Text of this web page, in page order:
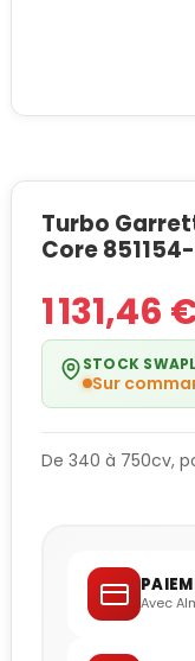
Turbo
Core
1 131,46
STOCK
Sur
De 340 à 750cv,
Avec